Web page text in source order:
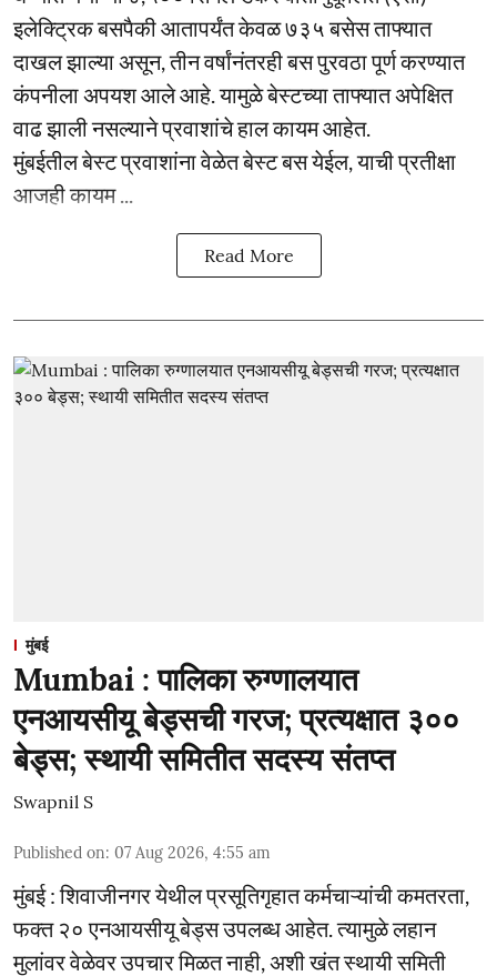
इलेक्ट्रिक बसपैकी आतापर्यंत केवळ ७३५ बसेस ताफ्यात
दाखल झाल्या असून, तीन वर्षांनंतरही बस पुरवठा पूर्ण करण्यात
कंपनीला अपयश आले आहे. यामुळे बेस्टच्या ताफ्यात अपेक्षित
वाढ झाली नसल्याने प्रवाशांचे हाल कायम आहेत.
मुंबईतील बेस्ट प्रवाशांना वेळेत बेस्ट बस येईल, याची प्रतीक्षा
आजही कायम ...
Read More
मुंबई
Mumbai : पालिका रुग्णालयात
एनआयसीयू बेड्सची गरज; प्रत्यक्षात ३००
बेड्स; स्थायी समितीत सदस्य संतप्त
Swapnil S
Published on: 07 Aug 2026, 4:55 am
मुंबई : शिवाजीनगर येथील प्रसूतिगृहात कर्मचाऱ्यांची कमतरता,
फक्त २० एनआयसीयू बेड्स उपलब्ध आहेत. त्यामुळे लहान
मुलांवर वेळेवर उपचार मिळत नाही, अशी खंत स्थायी समिती